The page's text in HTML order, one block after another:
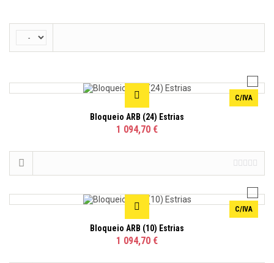
C/IVA
Bloqueio ARB (24) Estrias
1 094,70 €
C/IVA
Bloqueio ARB (10) Estrias
1 094,70 €